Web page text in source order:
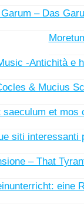
– Das
-Antichità e
& Mucius
saeculum et mos
siti
– That
eine